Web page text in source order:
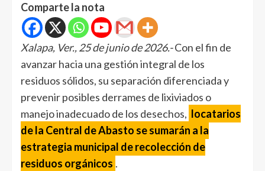
Comparte la nota
Xalapa, Ver., 25 de junio de 2026.-Con el fin de
avanzar hacia una gestión integral de los
residuos sólidos, su separación diferenciada y
prevenir posibles derrames de lixiviados o
manejo inadecuado de los desechos, locatarios
de la Central de Abasto se sumarán a la
estrategia municipal de recolección de
residuos orgánicos .